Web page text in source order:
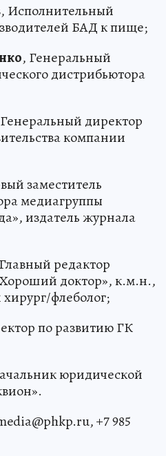
, Исполнительный
БАД к пище;
, Генеральный
дистрибьютора
директор
компании
заместитель
медиагруппы
издатель журнала
редактор
доктор», к.м.н.,
флеболог;
по развитию ГК
юридической
+7 985